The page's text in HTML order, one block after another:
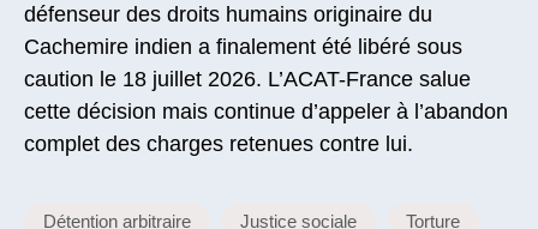
défenseur des droits humains originaire du
Cachemire indien a finalement été libéré sous
caution le 18 juillet 2026. L’ACAT-France salue
cette décision mais continue d’appeler à l’abandon
complet des charges retenues contre lui.
Détention arbitraire Justice sociale Torture